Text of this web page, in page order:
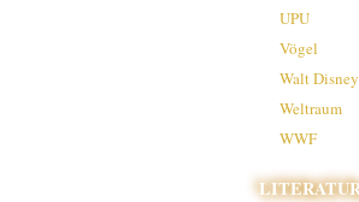
UPU
Vögel
Walt Disney
Weltraum
WWF